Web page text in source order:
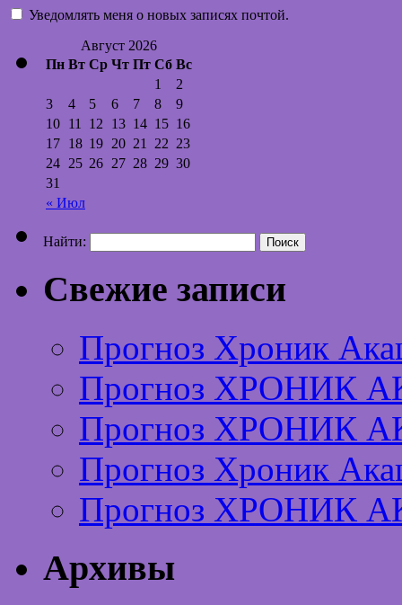
Уведомлять меня о новых записях почтой.
Август 2026
Пн Вт Ср Чт Пт Сб Вс
« Июл
1
2
3
4 5 6 7 8
9
10 11 12 13 14 15 16
17 18 19 20 21 22 23
24 25 26 27 28 29 30
31
Найти:
Свежие записи
Прогноз Хроник
Прогноз ХРОНИК
Прогноз ХРОНИК
Прогноз Хроник
Прогноз ХРОНИК
Архивы